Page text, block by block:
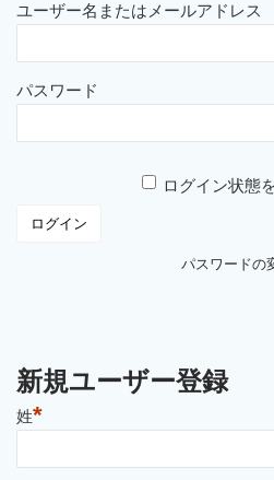
ユーザー名またはメールアドレス
パスワード
ログイン状態
パスワードの
新規ユーザー登録
姓*